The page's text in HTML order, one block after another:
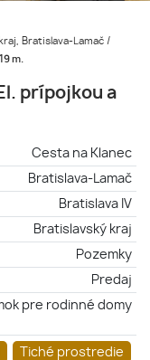
Bratislava-Lamač /
m.
prípojkou a
Cesta na Klanec
Bratislava-Lamač
Bratislava IV
Bratislavský kraj
Pozemky
Predaj
pre rodinné domy
Tiché prostredie